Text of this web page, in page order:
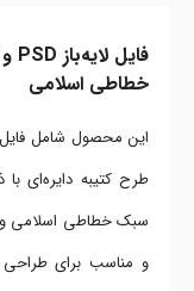
خطاطی اسلامی
طرح کتیبه دایره‌ای
سبک خطاطی اسلامی و
و مناسب برای طراحی